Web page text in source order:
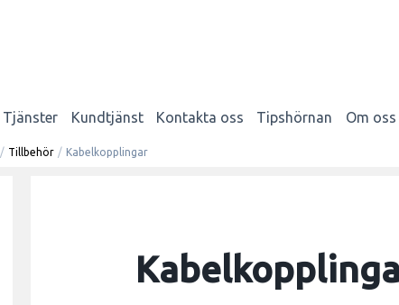
Tjänster Kundtjänst Kontakta oss Tipshörnan Om oss
/ Tillbehör / Kabelkopplingar